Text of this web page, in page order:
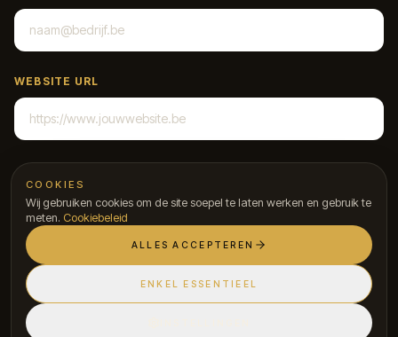
WEBSITE URL
STAP1VAN4 VOLGENDE
COOKIES
Wij gebruiken cookies om de site soepel te laten werken en gebruik te
meten. Cookiebeleid
ALLES ACCEPTEREN
ENKEL ESSENTIEEL